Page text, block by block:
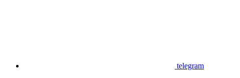
telegram